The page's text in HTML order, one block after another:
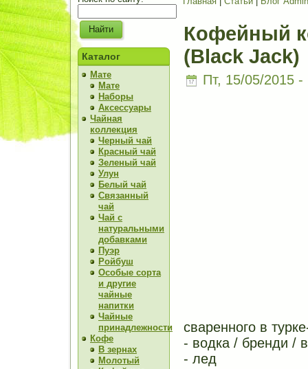
Каталог
Мате
Мате
Наборы
Аксессуары
Чайная
коллекция
Черный чай
Красный чай
Зеленый чай
Улун
Белый чай
Связанный
чай
Чай с
натуральными
добавками
Пуэр
Ройбуш
Особые сорта
и другие
чайные
напитки
Чайные
принадлежности
Кофе
В зернах
Молотый
Кофейный
(Black Jack)
Пт, 15/05/2015 -
сваренного в
- водка / бренди /
- лед